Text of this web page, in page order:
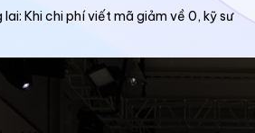
lai: Khi chi phí viết mã giảm về 0, kỹ sư